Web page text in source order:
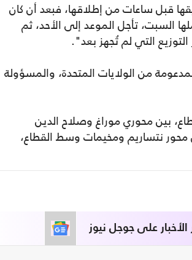
قبل ساعات من إطلاقها، فبعد أن كان
السبت، تأجل الموعد إلى الأحد، ثم
التي لم تُجهز بعد".
من الولايات المتحدة، والمسؤولة
بين محوري موراغ وصلاح الدين
محور نتساريم ومخيمات وسط القطاع،
الأخبار على جوجل نيوز